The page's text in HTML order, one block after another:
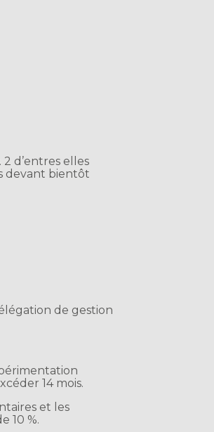
d’entres elles
devant bientôt
de gestion
14 mois.
et les
10 %.